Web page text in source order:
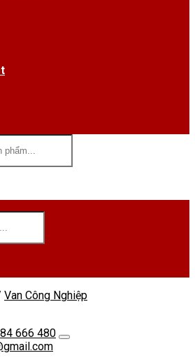
Van Công Nghiệp
666 480